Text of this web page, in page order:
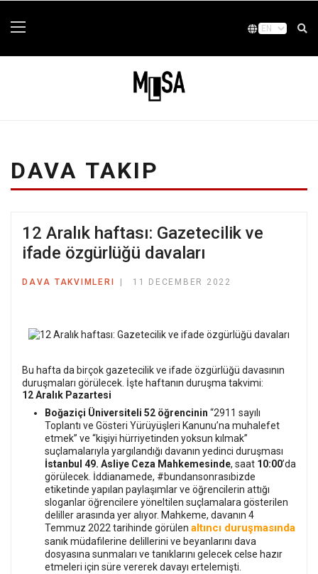
DAVA TAKIP
12 Aralık haftası: Gazetecilik ve
ifade özgürlüğü davaları
DAVA TAKVIMLERI 11 DECEMBER 2022
Bu hafta da birçok gazetecilik ve ifade özgürlüğü davasının
duruşmaları görülecek. İşte haftanın duruşma takvimi:
12 Aralık Pazartesi
Boğaziçi Üniversiteli 52 öğrencinin “2911 sayılı
Toplantı ve Gösteri Yürüyüşleri Kanunu’na muhalefet
etmek” ve “kişiyi hürriyetinden yoksun kılmak”
suçlamalarıyla yargılandığı davanın yedinci duruşması
İstanbul 49. Asliye Ceza Mahkemesinde, saat 10:00’da
görülecek. İddianamede, #bundansonrasıbizde
etiketinde yapılan paylaşımlar ve öğrencilerin attığı
sloganlar öğrencilere yöneltilen suçlamalara gösterilen
deliller arasında yer alıyor. Mahkeme, davanın 4
Temmuz 2022 tarihinde görülen altıncı duruşmasında
sanık müdafilerine delillerini ve beyanlarını dava
dosyasına sunmaları ve tanıklarını gelecek celse hazır
etmeleri için süre vererek davayı ertelemişti.